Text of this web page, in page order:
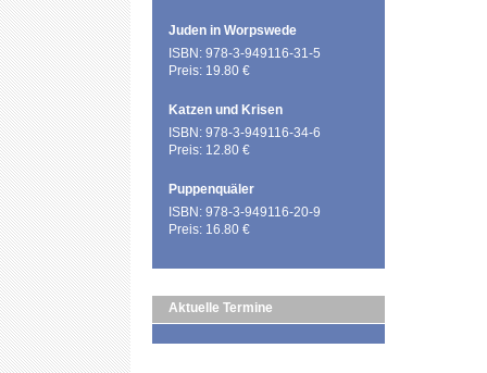
Juden in Worpswede
ISBN: 978-3-949116-31-5
Preis: 19.80 €
Katzen und Krisen
ISBN: 978-3-949116-34-6
Preis: 12.80 €
Puppenquäler
ISBN: 978-3-949116-20-9
Preis: 16.80 €
Aktuelle Termine